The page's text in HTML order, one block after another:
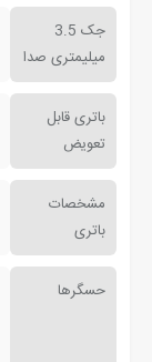
جک 3.5
میلیمتری صدا
باتری قابل
تعویض
مشخصات
باتری
حسگرها